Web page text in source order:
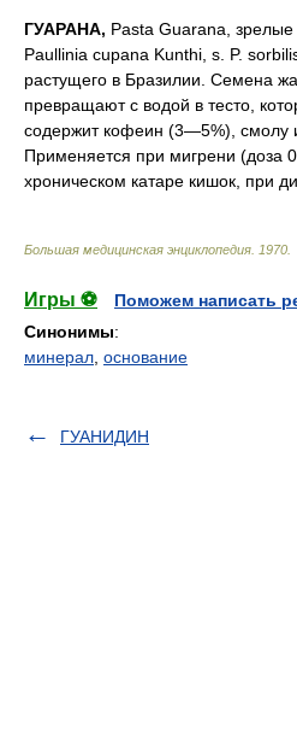
ГУАРАНА, Pasta Guarana,
Paullinia cupana Kunthi, s. P.
растущего в Бразилии. Семена
превращают с водой в тесто,
содержит кофеин (3—5%), смолу
Применяется при мигрени (доза
хроническом катаре кишок, при
Большая медицинская энциклопедия 1970
Игры ⚽
Поможем написать
Синонимы:
минерал основание
ГУАНИДИН